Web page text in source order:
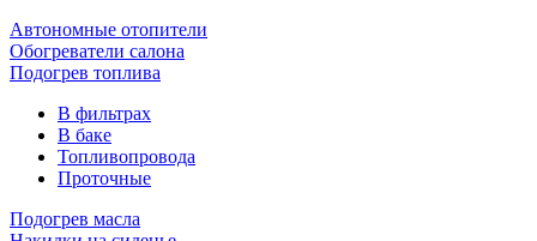
Автономные отопители
Обогреватели салона
Подогрев топлива
В фильтрах
В баке
Топливопровода
Проточные
Подогрев масла